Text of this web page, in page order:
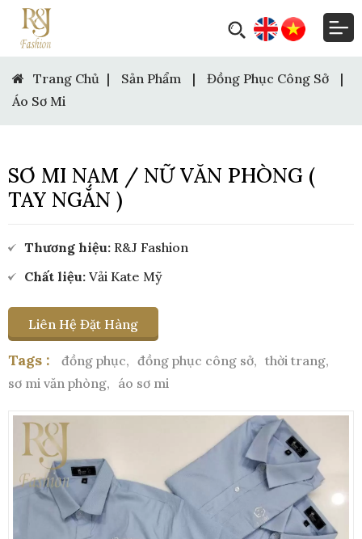
Trang Chủ | Sản Phẩm | Đồng Phục Công Sở
|
Áo Sơ Mi
SƠ MI NAM / NỮ VĂN PHÒNG (
TAY NGẮN )
Thương hiệu: R&J Fashion
Chất liệu: Vải Kate Mỹ
Liên Hệ Đặt Hàng
Tags : đồng phục, đồng phục công sở, thời trang,
sơ mi văn phòng, áo sơ mi